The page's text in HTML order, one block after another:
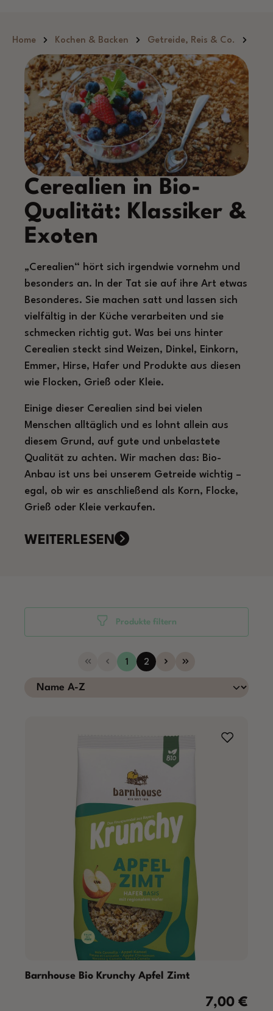
Home Kochen & Backen Getreide, Reis & Co.
Cerealien in Bio-
Qualität: Klassiker &
Exoten
„Cerealien“ hört sich irgendwie vornehm und
besonders an. In der Tat sie auf ihre Art etwas
Besonderes. Sie machen satt und lassen sich
vielfältig in der Küche verarbeiten und sie
schmecken richtig gut. Was bei uns hinter
Cerealien steckt sind Weizen, Dinkel, Einkorn,
Emmer, Hirse, Hafer und Produkte aus diesen
wie Flocken, Grieß oder Kleie.
Einige dieser Cerealien sind bei vielen
Menschen alltäglich und es lohnt allein aus
diesem Grund, auf gute und unbelastete
Qualität zu achten. Wir machen das: Bio-
Anbau ist uns bei unserem Getreide wichtig –
egal, ob wir es anschließend als Korn, Flocke,
Grieß oder Kleie verkaufen.
WEITERLESEN
Produkte filtern
Seite
1 Seite
2
Barnhouse Bio Krunchy Apfel Zimt
Regulärer
7,00 €